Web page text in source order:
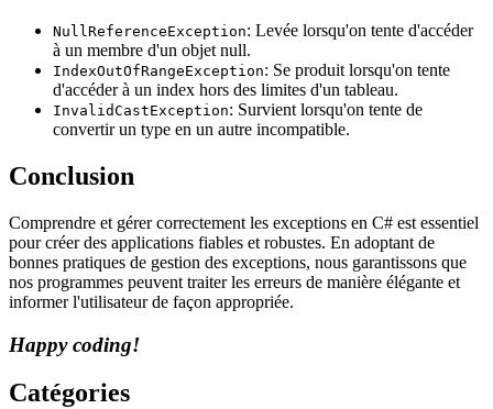
NullReferenceException: Levée lorsqu'on tente d'accéder
à un membre d'un objet null.
IndexOutOfRangeException: Se produit lorsqu'on tente
d'accéder à un index hors des limites d'un tableau.
InvalidCastException: Survient lorsqu'on tente de
convertir un type en un autre incompatible.
Conclusion
Comprendre et gérer correctement les exceptions en C# est essentiel
pour créer des applications fiables et robustes. En adoptant de
bonnes pratiques de gestion des exceptions, nous garantissons que
nos programmes peuvent traiter les erreurs de manière élégante et
informer l'utilisateur de façon appropriée.
Happy coding!
Catégories